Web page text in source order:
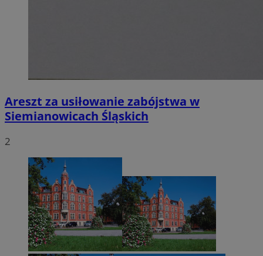
Areszt za usiłowanie zabójstwa w
Siemianowicach Śląskich
2